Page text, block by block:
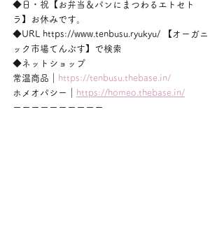
◆日・祝【お弁当＆パンにまつわるエトセト
ラ】お休みです。
◆URL https://www.tenbusu.ryukyu/ 【オーガニ
ック市場てんぶす】で検索
◆ネットショップ
常温商品｜
https://tenbusu.thebase.in/
ホメオパシー｜
https://homeo.thebase.in/
ーーーーーーーーーー